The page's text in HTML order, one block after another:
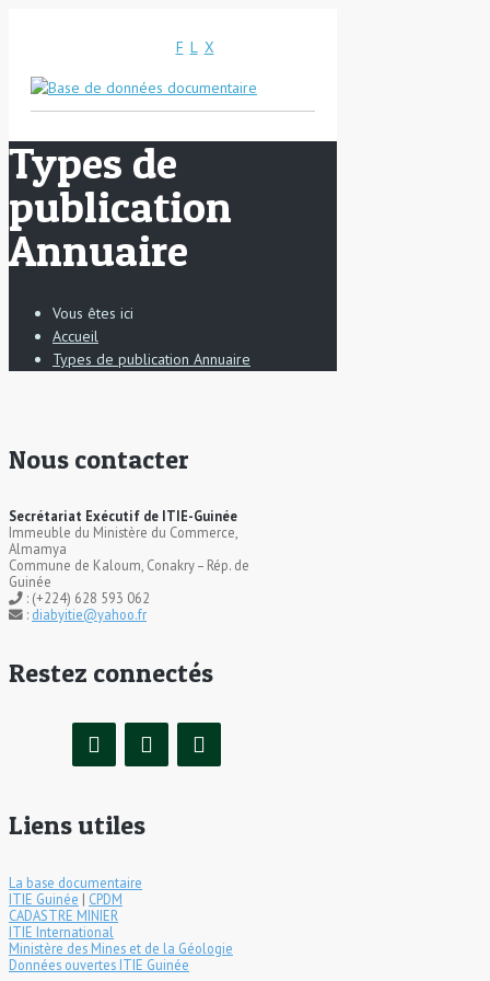
F L X
Types de
publication
Annuaire
Vous êtes ici
Accueil
Types de publication Annuaire
Nous contacter
Secrétariat Exécutif de ITIE-Guinée
Immeuble du Ministère du Commerce,
Almamya
Commune de Kaloum, Conakry – Rép. de
Guinée
: (+224) 628 593 062
: diabyitie@yahoo.fr
Restez connectés
Liens utiles
La base documentaire
ITIE Guinée | CPDM
CADASTRE MINIER
ITIE International
Ministère des Mines et de la Géologie
Données ouvertes ITIE Guinée